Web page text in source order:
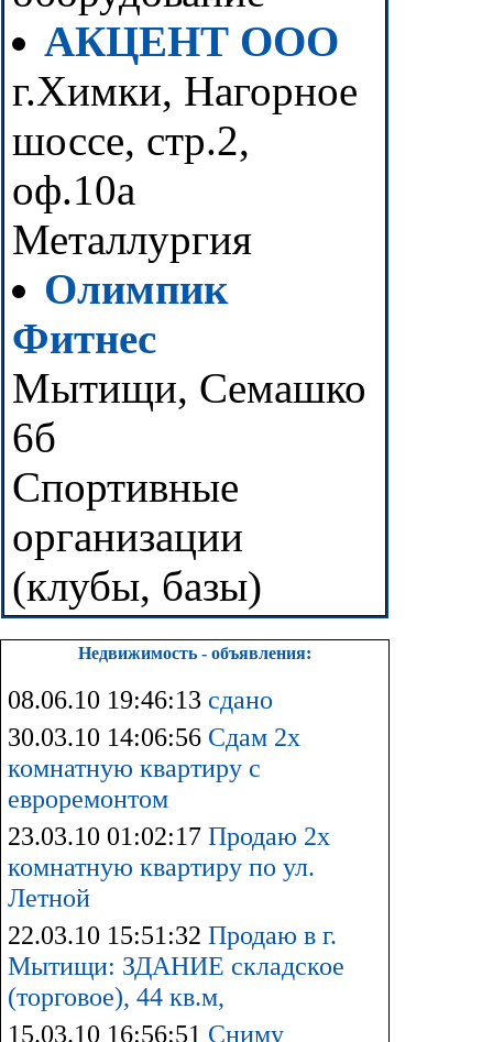
АКЦЕНТ ООО
г.Химки, Нагорное
шоссе, стр.2,
оф.10а
Металлургия
Олимпик
Фитнес
Мытищи, Семашко
6б
Спортивные
организации
(клубы, базы)
Недвижимость - объявления:
08.06.10 19:46:13 сдано
30.03.10 14:06:56 Сдам 2х
комнатную квартиру с
евроремонтом
23.03.10 01:02:17 Продаю 2х
комнатную квартиру по ул.
Летной
22.03.10 15:51:32 Продаю в г.
Мытищи: ЗДАНИЕ складское
(торговое), 44 кв.м,
15.03.10 16:56:51 Сниму